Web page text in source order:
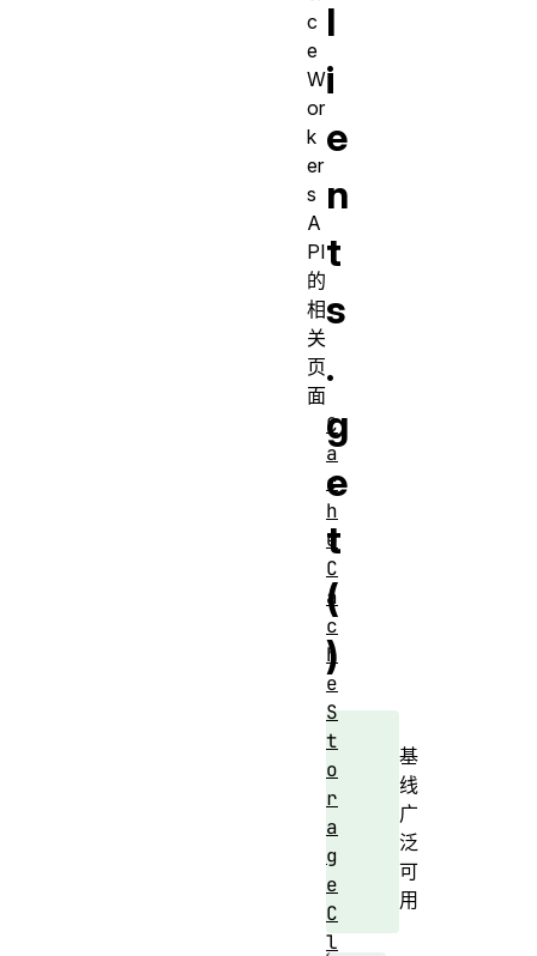
l
i
e
n
t
s
.
g
e
t
(
)
基
线
广
泛
可
用
c
e
W
or
k
er
s
A
PI
的
相
关
页
面
C
a
c
h
e
C
a
c
h
e
S
t
o
r
a
g
e
C
l